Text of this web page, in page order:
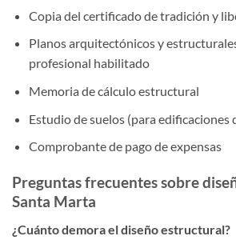
Copia del certificado de tradición y
Planos arquitectónicos y
profesional habilitado
Memoria de cálculo estructural
Estudio de suelos (para edificaciones
Comprobante de pago de expensas
Preguntas frecuentes sobre
Santa Marta
¿Cuánto demora el diseño estructural?